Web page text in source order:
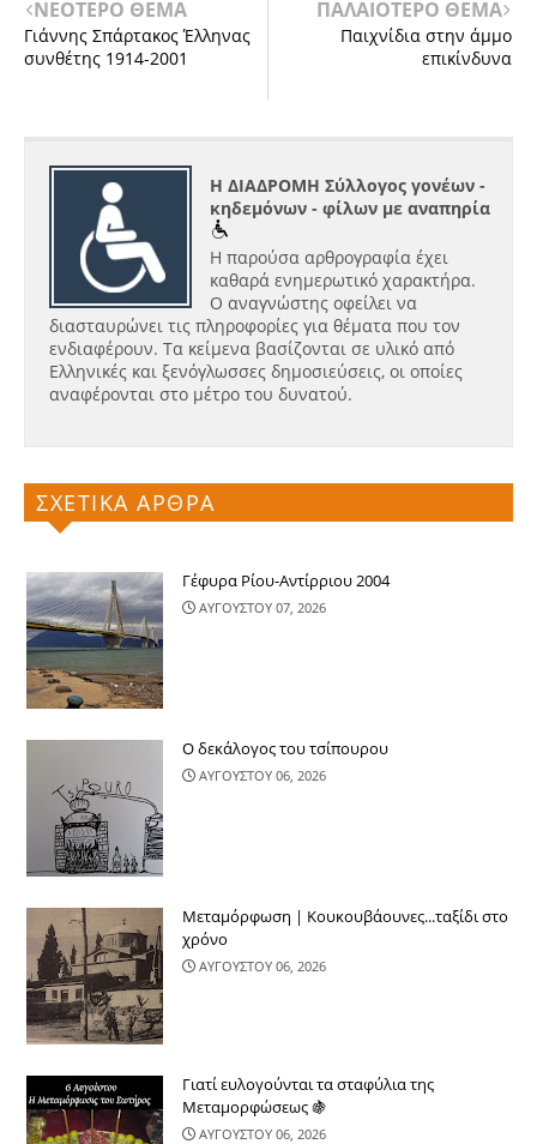
ΝΕΟΤΕΡΟ ΘΕΜΑ
Γιάννης Σπάρτακος Έλληνας
συνθέτης 1914-2001
ΠΑΛΑΙΟΤΕΡΟ ΘΕΜΑ
Παιχνίδια στην άμμο
επικίνδυνα
Η ΔΙΑΔΡΟΜΗ Σύλλογος γονέων -
κηδεμόνων - φίλων με αναπηρία
Η παρούσα αρθρογραφία έχει
καθαρά ενημερωτικό χαρακτήρα.
Ο αναγνώστης οφείλει να
διασταυρώνει τις πληροφορίες για θέματα που τον
ενδιαφέρουν. Τα κείμενα βασίζονται σε υλικό από
Ελληνικές και ξενόγλωσσες δημοσιεύσεις, οι οποίες
αναφέρονται στο μέτρο του δυνατού.
ΣΧΕΤΙΚΑ ΑΡΘΡΑ
Γέφυρα Ρίου-Αντίρριου 2004
ΑΥΓΟΥΣΤΟΥ 07, 2026
Ο δεκάλογος του τσίπουρου
ΑΥΓΟΥΣΤΟΥ 06, 2026
Μεταμόρφωση | Κουκουβάουνες...ταξίδι στο
χρόνο
ΑΥΓΟΥΣΤΟΥ 06, 2026
Γιατί ευλογούνται τα σταφύλια της
Μεταμορφώσεως 🍇
ΑΥΓΟΥΣΤΟΥ 06, 2026